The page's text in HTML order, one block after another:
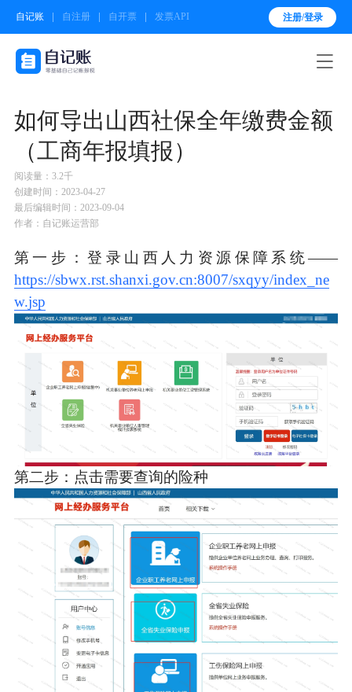
自记账 自注册 自开票 发票API 注册/登录

如何导出山西社保全年缴费金额
（工商年报填报）
阅读量：3.2千
创建时间：2023-04-27
最后编辑时间：2023-09-04
作者：自记账运营部
第一步：登录山西人力资源保障系统——
https://sbwx.rst.shanxi.gov.cn:8007/sxqyy/index_ne
w.jsp
第二步：点击需要查询的险种